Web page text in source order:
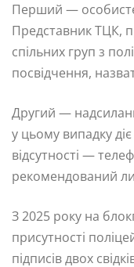
Перший — особисте
Представник ТЦК,
спільних груп з
посвідчення,
Другий —
у цьому випадку
відсутності —
рекомендований
З 2025 року на
присутності
підписів двох